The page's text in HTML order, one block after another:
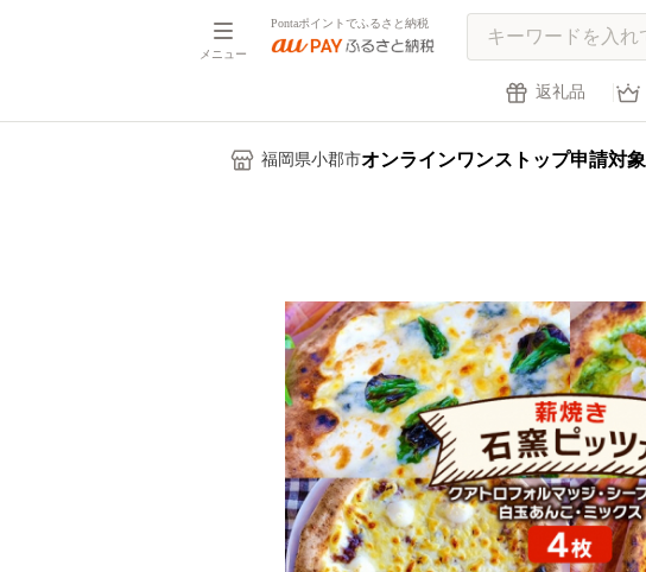
メニュー
Pontaポイントでふるさと納税
返礼品
福岡県小郡市オンラインワンストップ申請対象